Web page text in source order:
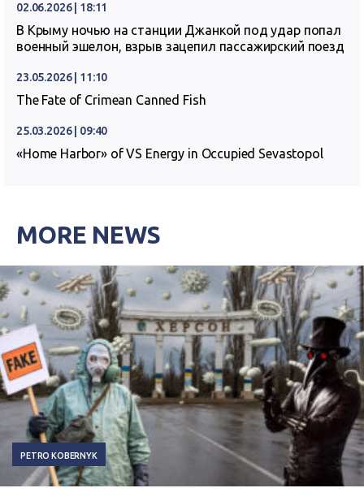
02.06.2026 | 18:11
В Крыму ночью на станции Джанкой под удар попал
военный эшелон, взрыв зацепил пассажирский поезд
23.05.2026 | 11:10
The Fate of Crimean Canned Fish
25.03.2026 | 09:40
«Home Harbor» of VS Energy in Occupied Sevastopol
MORE NEWS
PETRO KOBERNYK